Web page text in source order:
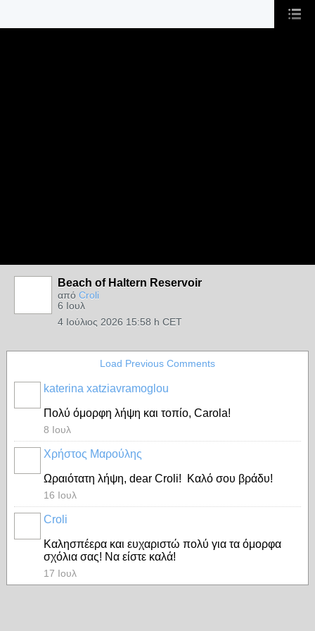
Beach of Haltern Reservoir
από Croli
6 Ιουλ
4 Ιούλιος 2026 15:58 h CET
Load Previous Comments
katerina xatziavramoglou
Πολύ όμορφη λήψη και τοπίο, Carola!
8 Ιουλ
Χρήστος Μαρούλης
Ωραιότατη λήψη, dear Croli! Καλό σου βράδυ!
16 Ιουλ
Croli
Καλησπέερα και ευχαριστώ πολύ για τα όμορφα
σχόλια σας! Να είστε καλά!
17 Ιουλ